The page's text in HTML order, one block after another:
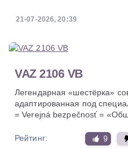
21-07-2026, 20:39
VAZ 2106 VB
Легендарная «шестёрка»
адаптированная под
= Verejná bezpečnosť =
Рейтинг: 9